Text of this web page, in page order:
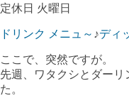
定休日 火曜日
ドリンク メニュ～ ♪ディ
ここで、突然ですが。
先週、ワタクシとダー
た。